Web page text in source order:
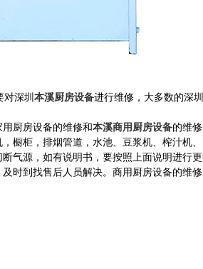
对深圳本溪厨房设备进行维修，大多数的深
厨房设备的维修和本溪商用厨房设备的维
柜，排烟管道，水池、豆浆机、榨汁机
源，如有说明书，要按照上面说明进行
到找售后人员解决。商用厨房设备的维